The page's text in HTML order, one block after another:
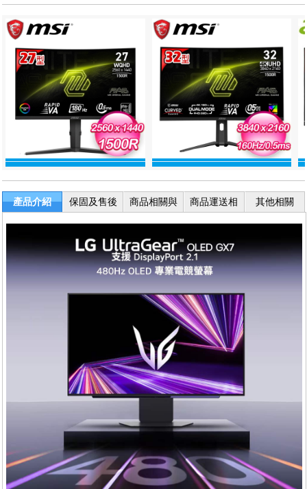
產品介紹
保固及售後
服務
商品相關與
退換貨
商品運送相
關
其他相關